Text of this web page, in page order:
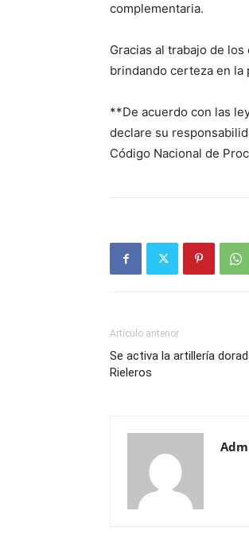
complementaria.
Gracias al trabajo de
brindando certeza en la
**De acuerdo con las
declare su
Código Nacional de
Artículo anterior
Se activa la artillería
Rieleros